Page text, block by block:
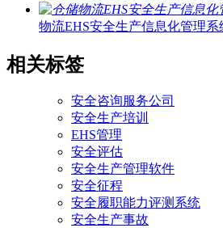
物流EHS安全生产信息化管理系
相关标签
安全咨询服务公司
安全生产培训
EHS管理
安全评估
安全生产管理软件
安全征程
安全履职能力评测系统
安全生产事故